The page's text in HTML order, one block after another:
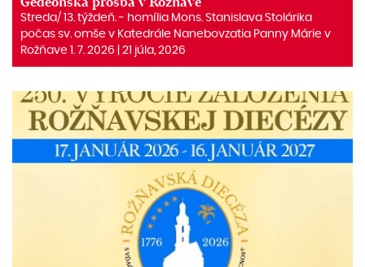
Streda/ 13. týždeň. ‒ homília Mons. Stanislava Stolárika
počas sv. omše v Katedrále Nanebovzatia Panny Márie v
Rožňave 1. 7. 2026 | 21 júla, 2026